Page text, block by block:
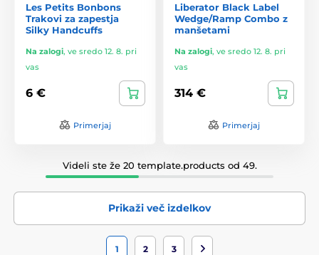
Les Petits Bonbons
Trakovi za zapestja
Silky Handcuffs
Na zalogi, ve sredo 12. 8. pri
vas
6 €
Primerjaj
Liberator Black Label
Wedge/Ramp Combo z
manšetami
Na zalogi, ve sredo 12. 8. pri
vas
314 €
Primerjaj
Videli ste že 20 template.products od 49.
Prikaži več izdelkov
1 2 3